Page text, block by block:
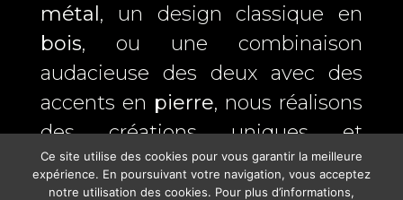
métal, un design classique en
bois, ou une combinaison
audacieuse des deux avec des
accents en pierre, nous réalisons
des créations uniques et
fonctionnelles.
Ce site utilise des cookies pour vous garantir la meilleure
expérience. En poursuivant votre navigation, vous acceptez
notre utilisation des cookies. Pour plus d’informations,